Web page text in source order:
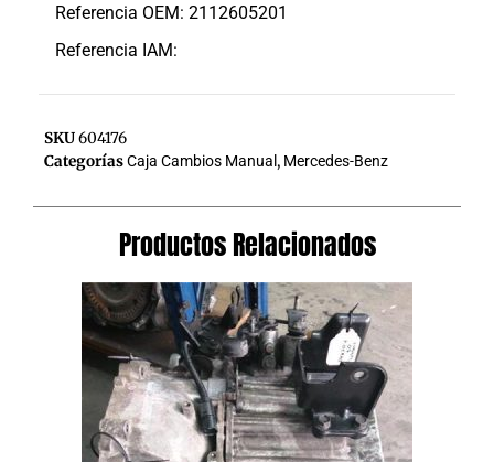
Referencia OEM: 2112605201
Referencia IAM:
SKU604176
CategoríasCaja Cambios Manual , Mercedes-Benz
Productos Relacionados